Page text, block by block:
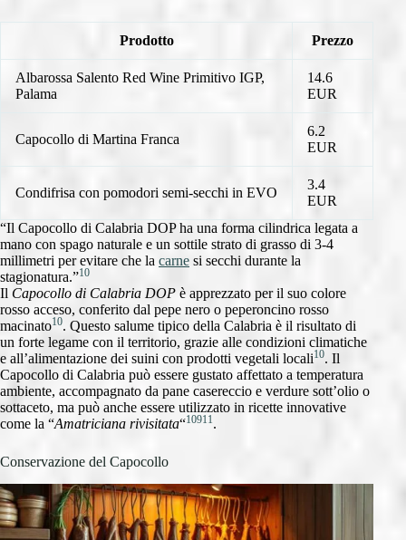
Prodotto Prezzo
Albarossa Salento Red Wine Primitivo IGP,
Palama
14.6
EUR
Capocollo di Martina Franca
6.2
EUR
Condifrisa con pomodori semi-secchi in EVO
3.4
EUR
“Il Capocollo di Calabria DOP ha una forma cilindrica legata a
mano con spago naturale e un sottile strato di grasso di 3-4
millimetri per evitare che la carne si secchi durante la
stagionatura.”10
Il Capocollo di Calabria DOP è apprezzato per il suo colore
rosso acceso, conferito dal pepe nero o peperoncino rosso
macinato10. Questo salume tipico della Calabria è il risultato di
un forte legame con il territorio, grazie alle condizioni climatiche
e all’alimentazione dei suini con prodotti vegetali locali10. Il
Capocollo di Calabria può essere gustato affettato a temperatura
ambiente, accompagnato da pane casereccio e verdure sott’olio o
sottaceto, ma può anche essere utilizzato in ricette innovative
come la “Amatriciana rivisitata“10911 .
Conservazione del Capocollo